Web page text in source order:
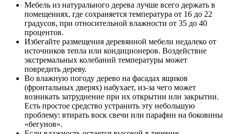
Мебель из натурального дерева лучше всего держать в
помещениях, где сохраняется температура от 16 до 22
градусов, при относительной влажности от 35 до 40
процентов.
Избегайте размещения деревянной мебели недалеко от
источников тепла или кондиционеров. Воздействие
экстремальных колебаний температуры может
повредить дереву.
Во влажную погоду дерево на фасадах ящиков
(фронтальных дверях) набухает, из-за чего может
возникать затруднение при их открытии или закрытии.
Есть простое средство устранить эту небольшую
проблему: втирать воск свечи или парафин на боковины
«бегунов».